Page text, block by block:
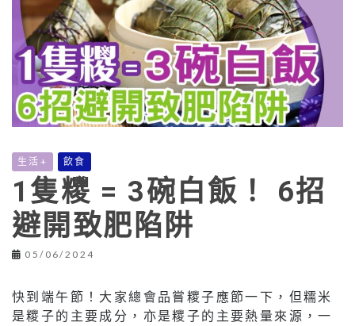
生活+ 飲食
1隻糭 = 3碗白飯！ 6招
避開致肥陷阱
05/06/2024
快到端午節！大家總會品嘗糭子應節一下，但糯米
是糭子的主要成分，亦是糭子的主要熱量來源，一